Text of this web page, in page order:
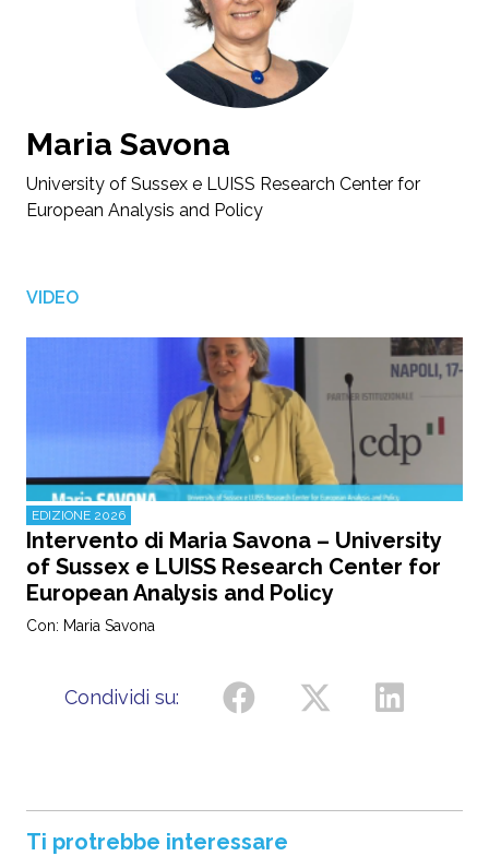
Maria Savona
University of Sussex e LUISS Research Center for
European Analysis and Policy
VIDEO
EDIZIONE 2026
Intervento di Maria Savona – University
of Sussex e LUISS Research Center for
European Analysis and Policy
Con: Maria Savona
Condividi su:
Ti protrebbe interessare